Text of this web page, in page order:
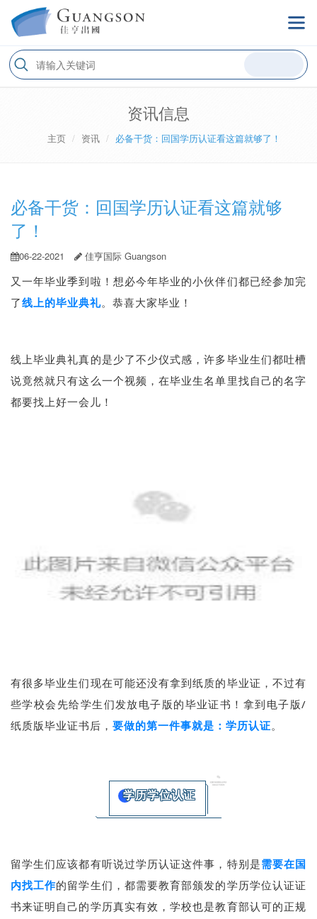
资讯信息
主页 资讯 必备干货：回国学历认证看这篇就够了！
必备干货：回国学历认证看这篇就够
了！
06-22-2021 佳亨国际 Guangson
又一年毕业季到啦！想必今年毕业的小伙伴们都已经参加完
了线上的毕业典礼。恭喜大家毕业！
线上毕业典礼真的是少了不少仪式感，许多毕业生们都吐槽
说竟然就只有这么一个视频，在毕业生名单里找自己的名字
都要找上好一会儿！
有很多毕业生们现在可能还没有拿到纸质的毕业证，不过有
些学校会先给学生们发放电子版的毕业证书！拿到电子版/
纸质版毕业证书后， 要做的第一件事就是： 学历认证。
学历学位认证
留学生们应该都有听说过学历认证这件事，特别是需要在国
内找工作的留学生们，都需要教育部颁发的学历学位认证证
书来证明自己的学历真实有效，学校也是教育部认可的正规